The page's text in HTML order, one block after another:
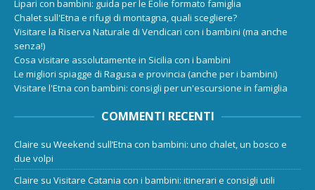
Lipari con bambini: guida per le Eolie formato famiglia
Chalet sull'Etna e rifugi di montagna, quali scegliere?
Visitare la Riserva Naturale di Vendicari con i bambini (ma anche
senza!)
Cosa visitare assolutamente in Sicilia con i bambini
Le migliori spiagge di Ragusa e provincia (anche per i bambini)
Visitare l'Etna con bambini: consigli per un'escursione in famiglia
COMMENTI RECENTI
Claire su Weekend sull’Etna con bambini: uno chalet, un bosco e
due volpi
Claire su Visitare Catania con i bambini: itinerari e consigli utili